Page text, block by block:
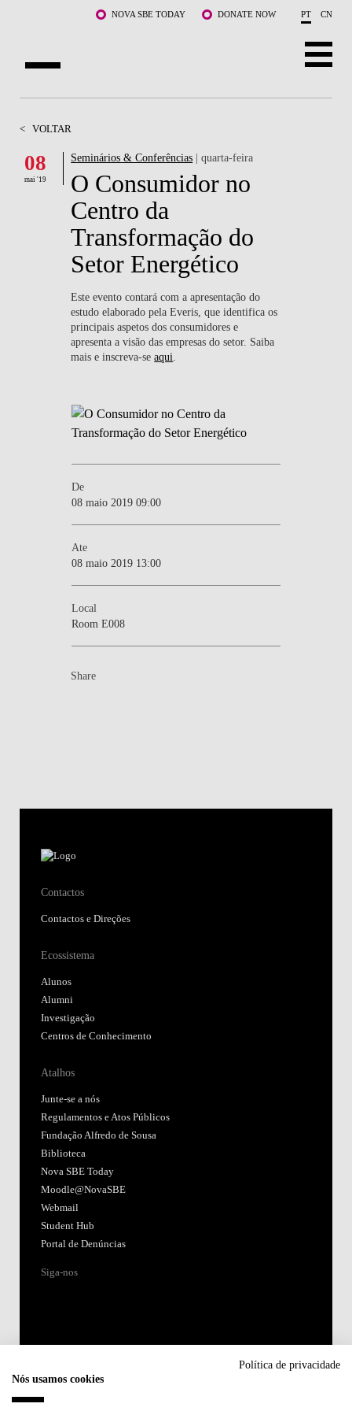
Saltar para o conteúdo principalNOVA SBE TODAY DONATE NOW PT CN
DOCENTES E INVESTIGAÇÃO
COMUNIDADE
< VOLTAR
08
mai '19
Seminários & Conferências | quarta-feira
O Consumidor no
Centro da
Transformação do
Setor Energético
Este evento contará com a apresentação do
estudo elaborado pela Everis, que identifica os
principais aspetos dos consumidores e
apresenta a visão das empresas do setor. Saiba
mais e inscreva-seaqui
De
08 maio 2019 09:00
Ate
08 maio 2019 13:00
Local
Room E008
Share
Contactos
Contactos e Direções
Ecossistema
Alunos
Alumni
Investigação
Centros de Conhecimento
Atalhos
Junte-se a nós
Regulamentos e Atos Públicos
Fundação Alfredo de Sousa
Biblioteca
Nova SBE Today
Moodle@NovaSBE
Webmail
Student Hub
Portal de Denúncias
Siga-nos
Política de privacidade
Nós usamos cookies